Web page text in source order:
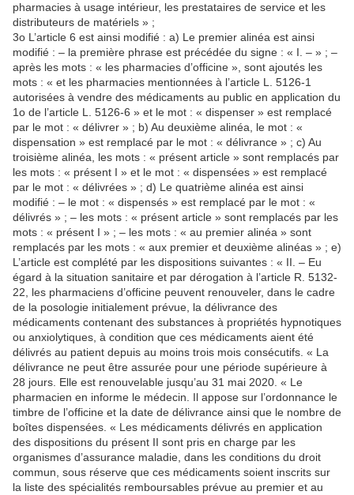
pharmacies à usage intérieur, les prestataires de service et les
distributeurs de matériels » ;
3o L’article 6 est ainsi modifié : a) Le premier alinéa est ainsi
modifié : – la première phrase est précédée du signe : « I. – » ; –
après les mots : « les pharmacies d’officine », sont ajoutés les
mots : « et les pharmacies mentionnées à l’article L. 5126-1
autorisées à vendre des médicaments au public en application du
1o de l’article L. 5126-6 » et le mot : « dispenser » est remplacé
par le mot : « délivrer » ; b) Au deuxième alinéa, le mot : «
dispensation » est remplacé par le mot : « délivrance » ; c) Au
troisième alinéa, les mots : « présent article » sont remplacés par
les mots : « présent I » et le mot : « dispensées » est remplacé
par le mot : « délivrées » ; d) Le quatrième alinéa est ainsi
modifié : – le mot : « dispensés » est remplacé par le mot : «
délivrés » ; – les mots : « présent article » sont remplacés par les
mots : « présent I » ; – les mots : « au premier alinéa » sont
remplacés par les mots : « aux premier et deuxième alinéas » ; e)
L’article est complété par les dispositions suivantes : « II. – Eu
égard à la situation sanitaire et par dérogation à l’article R. 5132-
22, les pharmaciens d’officine peuvent renouveler, dans le cadre
de la posologie initialement prévue, la délivrance des
médicaments contenant des substances à propriétés hypnotiques
ou anxiolytiques, à condition que ces médicaments aient été
délivrés au patient depuis au moins trois mois consécutifs. « La
délivrance ne peut être assurée pour une période supérieure à
28 jours. Elle est renouvelable jusqu’au 31 mai 2020. « Le
pharmacien en informe le médecin. Il appose sur l’ordonnance le
timbre de l’officine et la date de délivrance ainsi que le nombre de
boîtes dispensées. « Les médicaments délivrés en application
des dispositions du présent II sont pris en charge par les
organismes d’assurance maladie, dans les conditions du droit
commun, sous réserve que ces médicaments soient inscrits sur
la liste des spécialités remboursables prévue au premier et au